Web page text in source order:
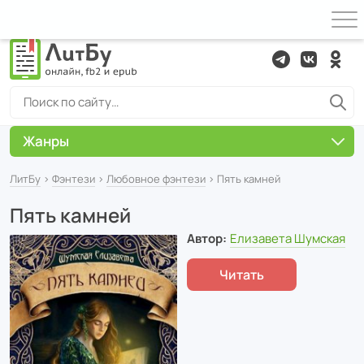
ЛитБу › Фэнтези › Любовное фэнтези › Пять камней
Пять камней
Автор: Елизавета Шумская
Читать
Жанры